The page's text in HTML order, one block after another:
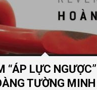
“ÁP LỰC
TƯỜNG MINH